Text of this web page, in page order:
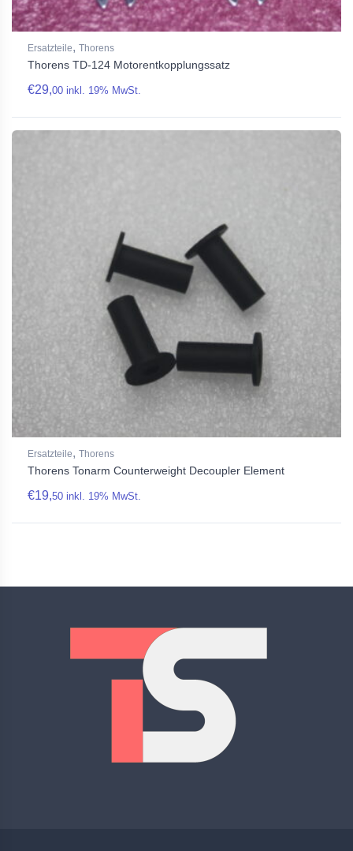
Ersatzteile, Thorens
Thorens TD-124 Motorentkopplungssatz
€29,00 inkl. 19% MwSt.
Ersatzteile, Thorens
Thorens Tonarm Counterweight Decoupler Element
€19,50 inkl. 19% MwSt.